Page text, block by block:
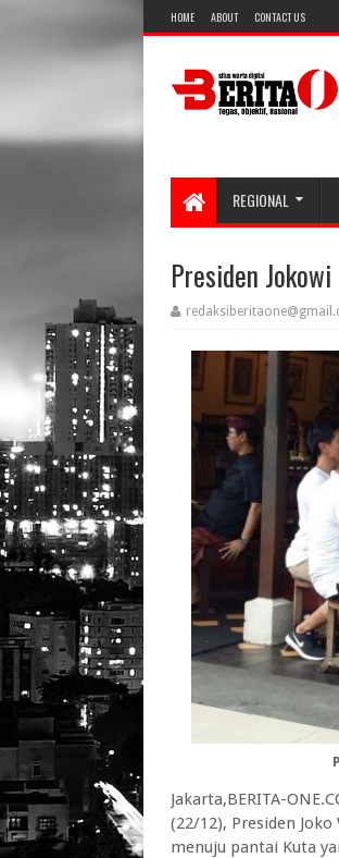
HOME ABOUT CONTACT US
REGIONAL
Presiden
Jakarta,BERITA-
(22/12), Presiden
menuju pantai Kuta